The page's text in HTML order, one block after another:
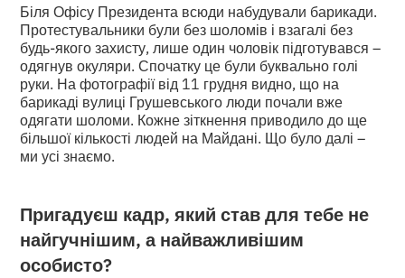
Біля Офісу Президента всюди набудували барикади.
Протестувальники були без шоломів і взагалі без
будь-якого захисту, лише один чоловік підготувався –
одягнув окуляри. Спочатку це були буквально голі
руки. На фотографії від 11 грудня видно, що на
барикаді вулиці Грушевського люди почали вже
одягати шоломи. Кожне зіткнення приводило до ще
більшої кількості людей на Майдані. Що було далі –
ми усі знаємо.
Пригадуєш кадр, який став для тебе не
найгучнішим, а найважливішим
особисто?